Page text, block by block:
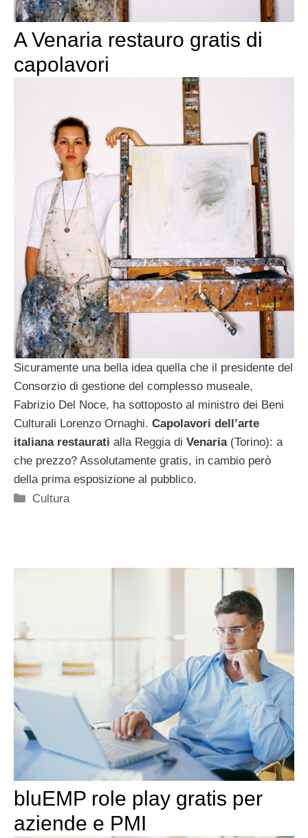
A Venaria restauro gratis di
capolavori
Sicuramente una bella idea quella che il presidente del
Consorzio di gestione del complesso museale,
Fabrizio Del Noce, ha sottoposto al ministro dei Beni
Culturali Lorenzo Ornaghi. Capolavori dell’arte
italiana restaurati alla Reggia di Venaria(Torino): a
che prezzo? Assolutamente gratis, in cambio però
della prima esposizione al pubblico.
Categorie
Cultura
bluEMP role play gratis per
aziende e PMI